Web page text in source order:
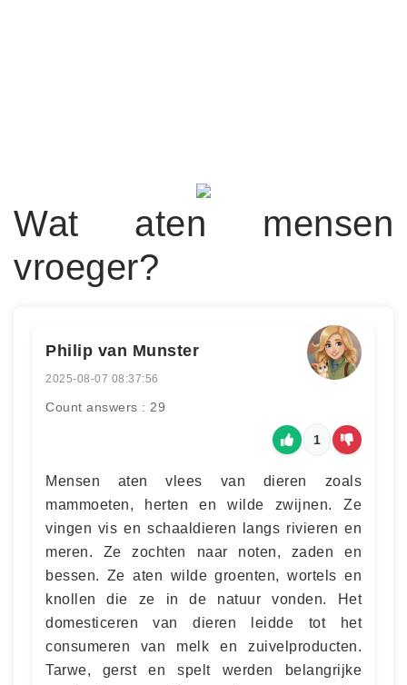
Wat aten mensen
vroeger?
Philip van Munster
2025-08-07 08:37:56
Count answers : 29
1
Mensen aten vlees van dieren zoals
mammoeten, herten en wilde zwijnen. Ze
vingen vis en schaaldieren langs rivieren en
meren. Ze zochten naar noten, zaden en
bessen. Ze aten wilde groenten, wortels en
knollen die ze in de natuur vonden. Het
domesticeren van dieren leidde tot het
consumeren van melk en zuivelproducten.
Tarwe, gerst en spelt werden belangrijke